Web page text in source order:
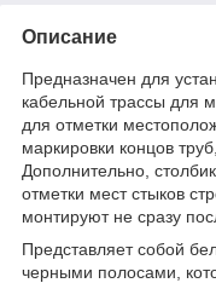
Описание
Предназначен для
кабельной трассы для
для отметки
маркировки концов
Дополнительно,
отметки мест стыков
монтируют не сразу
Представляет собой
черными полосами,